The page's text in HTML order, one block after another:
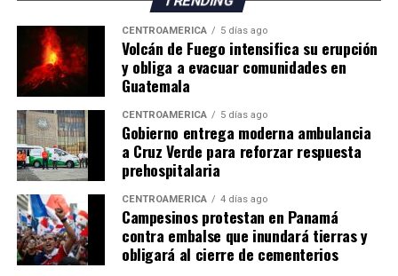
CENTROAMÉRICA 5 días ago
Volcán de Fuego intensifica su erupción
y obliga a evacuar comunidades en
Guatemala
CENTROAMÉRICA 5 días ago
Gobierno entrega moderna ambulancia
a Cruz Verde para reforzar respuesta
prehospitalaria
CENTROAMÉRICA 4 días ago
Campesinos protestan en Panamá
contra embalse que inundará tierras y
obligará al cierre de cementerios